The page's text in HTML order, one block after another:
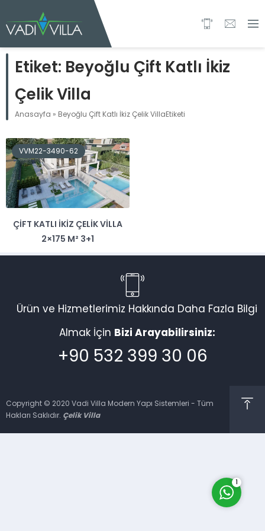
Etiket: Beyoğlu Çift Katlı İkiz
Çelik Villa
Anasayfa » Beyoğlu Çift Katlı İkiz Çelik VillaEtiketi
VVM22-3490-62
ÇIFT KATLI İKIZ ÇELIK VILLA
2×175 M² 3+1
Ürün ve Hizmetlerimiz Hakkında Daha Fazla Bilgi
Almak İçin Bizi Arayabilirsiniz:
+90 532 399 30 06
Copyright © 2020 Vadi Villa Modern Yapı Sistemleri - Tüm
Hakları Saklıdır. Çelik Villa
Vadi Villa Canlı Destek
1